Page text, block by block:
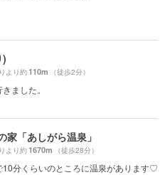
)
より約110m （徒歩2分）
ました。
家「あしがら温泉」
より約1670m （徒歩28分）
10分くらいのところに温泉があります♡